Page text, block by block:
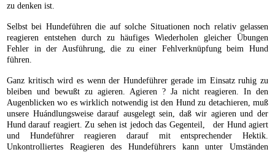
zu denken ist.
Selbst bei Hundeführen die auf solche Situationen noch relativ gelassen
reagieren entstehen durch zu häufiges Wiederholen gleicher Übungen
Fehler in der Ausführung, die zu einer Fehlverknüpfung beim Hund
führen.
Ganz kritisch wird es wenn der Hundeführer gerade im Einsatz ruhig zu
bleiben und bewußt zu agieren. Agieren ? Ja nicht reagieren. In den
Augenblicken wo es wirklich notwendig ist den Hund zu detachieren, muß
unsere Huándlungsweise darauf ausgelegt sein, daß wir agieren und der
Hund darauf reagiert. Zu sehen ist jedoch das Gegenteil, der Hund agiert
und Hundeführer reagieren darauf mit entsprechender Hektik.
Unkontrolliertes Reagieren des Hundeführers kann unter Umständen